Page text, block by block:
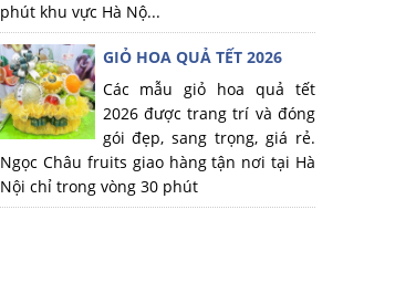
phút khu vực Hà Nộ...
GIỎ HOA QUẢ TẾT 2026
Các mẫu giỏ hoa quả tết
2026 được trang trí và đóng
gói đẹp, sang trọng, giá rẻ.
Ngọc Châu fruits giao hàng tận nơi tại Hà
Nội chỉ trong vòng 30 phút